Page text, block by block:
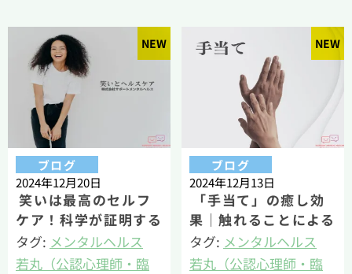
NEW
ブログ
2024年12月20日
笑いは最高のセルフ
ケア！科学が証明する
健康メリット
タグ: メンタルヘルス
若丸（公認心理師・臨
NEW
ブログ
2024年12月13日
「手当て」の癒し効
果｜触れることによる
心身のつながりとセル
フケアの活用法
タグ: メンタルヘルス
若丸（公認心理師・臨